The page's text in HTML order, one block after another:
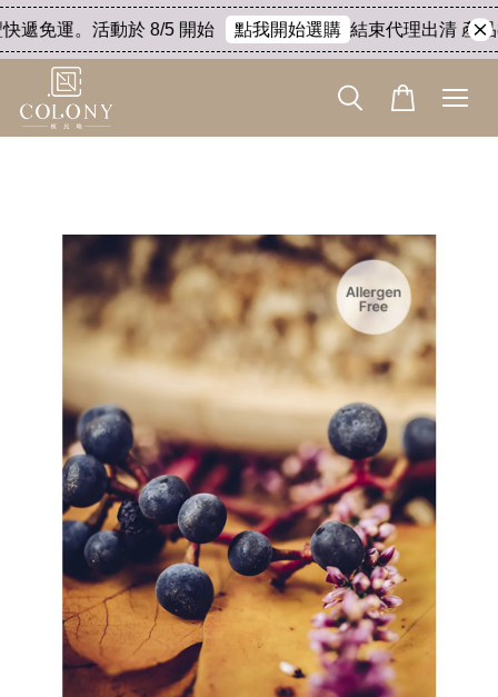
遞免運。活動於 8/5 開始 點我開始選購 結束代理出清 產品